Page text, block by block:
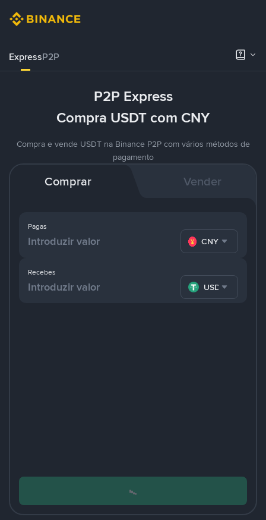
ExpressP2P
P2P Express
Compra USDT com CNY
Compra e vende USDT na Binance P2P com vários métodos de
pagamento
Comprar Vender
Pagas
CNY
Recebes
USDT